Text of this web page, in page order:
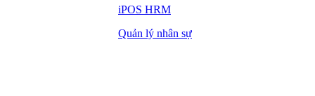
iPOS HRM
Quản lý nhân sự